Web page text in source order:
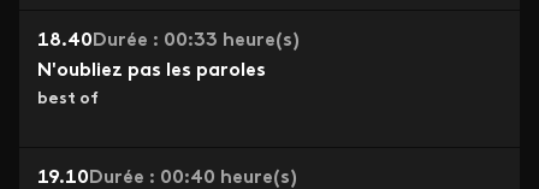
18.40 Durée : 00:33 heure(s)
N'oubliez pas les paroles
best of
19.10 Durée : 00:40 heure(s)